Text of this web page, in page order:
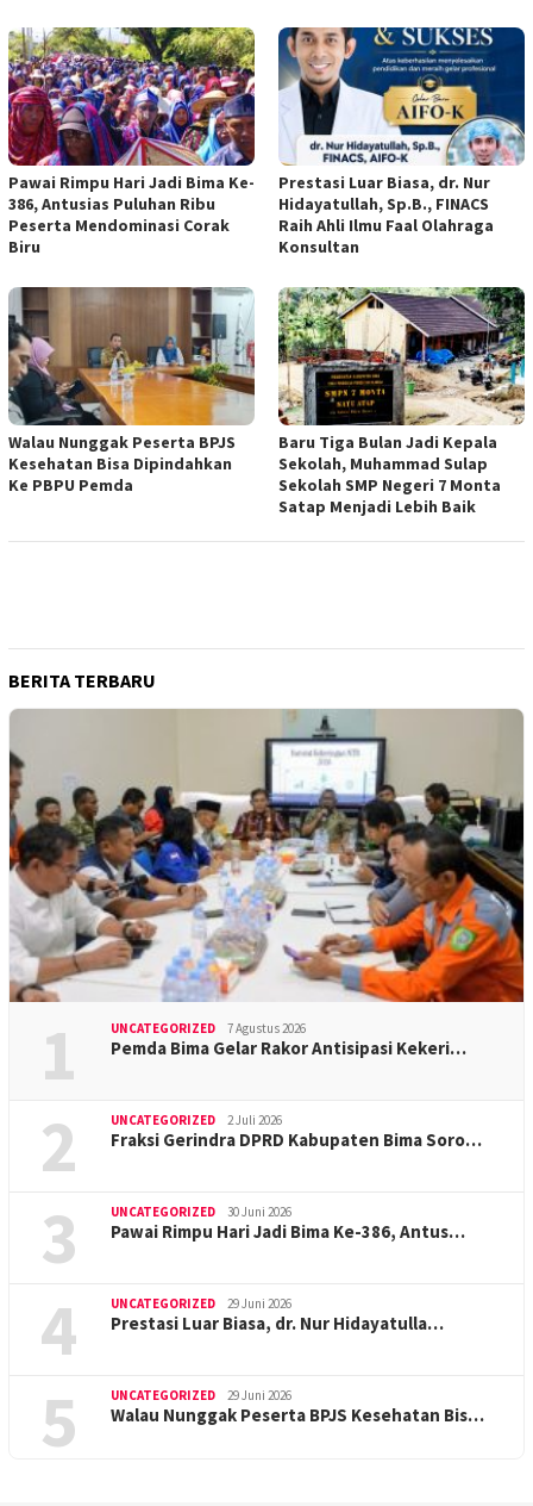
Pawai Rimpu Hari Jadi Bima Ke-
386, Antusias Puluhan Ribu
Peserta Mendominasi Corak
Biru
Prestasi Luar Biasa, dr. Nur
Hidayatullah, Sp.B., FINACS
Raih Ahli Ilmu Faal Olahraga
Konsultan
Walau Nunggak Peserta BPJS
Kesehatan Bisa Dipindahkan
Ke PBPU Pemda
Baru Tiga Bulan Jadi Kepala
Sekolah, Muhammad Sulap
Sekolah SMP Negeri 7 Monta
Satap Menjadi Lebih Baik
BERITA TERBARU
1 UNCATEGORIZED 7 Agustus 2026
Pemda Bima Gelar Rakor Antisipasi Kekeri…
2 UNCATEGORIZED 2 Juli 2026
Fraksi Gerindra DPRD Kabupaten Bima Soro…
3 UNCATEGORIZED 30 Juni 2026
Pawai Rimpu Hari Jadi Bima Ke-386, Antus…
4 UNCATEGORIZED 29 Juni 2026
Prestasi Luar Biasa, dr. Nur Hidayatulla…
5 UNCATEGORIZED 29 Juni 2026
Walau Nunggak Peserta BPJS Kesehatan Bis…